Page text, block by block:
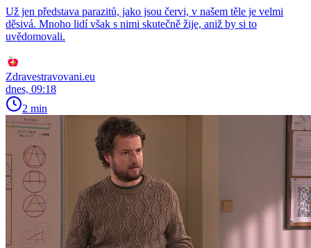
Už jen představa parazitů, jako jsou červi, v našem těle je velmi
děsivá. Mnoho lidí však s nimi skutečně žije, aniž by si to
uvědomovali.
Zdravestravovani.eu
dnes, 09:18
2 min